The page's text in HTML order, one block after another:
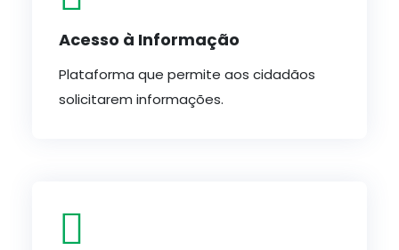
Acesso à Informação
Plataforma que permite aos cidadãos
solicitarem informações.